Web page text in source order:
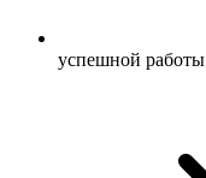
успешной работы